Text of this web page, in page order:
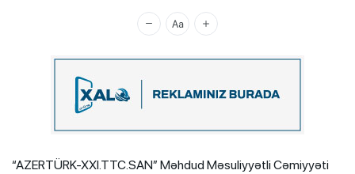
Xalq.Online
“AZERTÜRK-XXI.TTC.SAN” Məhdud Məsuliyyətli Cəmiyyəti